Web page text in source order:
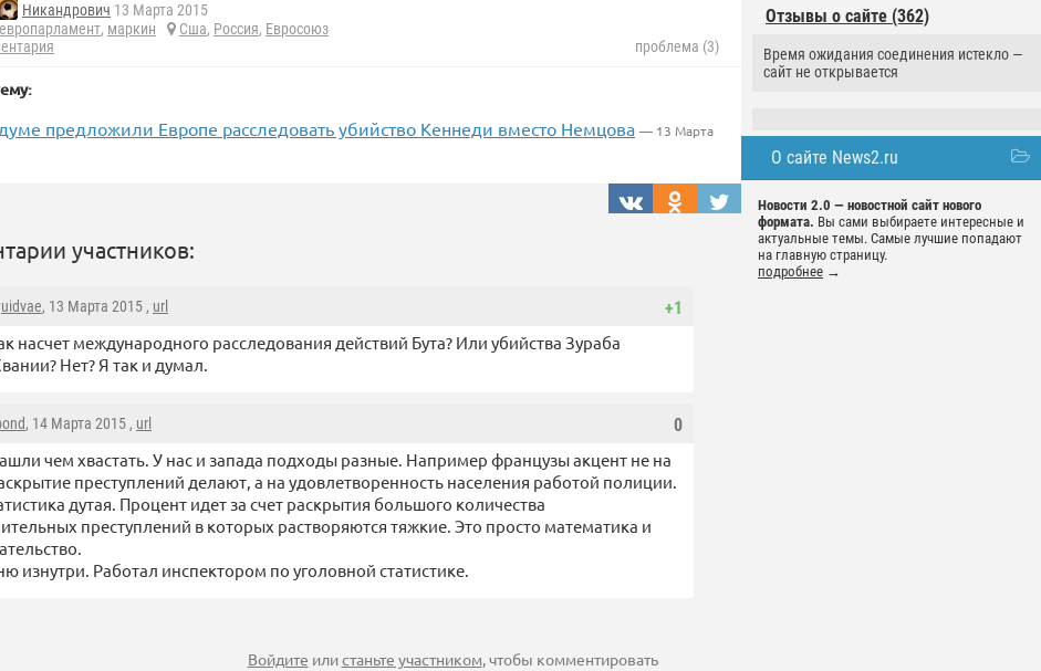
Отзывы о сайте (362)
Время ожидания соединения истекло —
сайт не открывается
О сайте News2.ru
Новости 2.0 — новостной сайт нового
формата. Вы сами выбираете интересные и
актуальные темы. Самые лучшие попадают
на главную страницу.
подробнее →
Никандрович 13 Марта 2015
европарламент, маркин Сша, Россия, Евросоюз
проблема (3)
предложили Европе расследовать убийство Кеннеди вместо Немцова — 13 Марта
участников:
+1
, 13 Марта 2015 , url
насчет международного расследования действий Бута? Или убийства Зураба
Нет? Я так и думал.
0
, 14 Марта 2015 , url
чем хвастать. У нас и запада подходы разные. Например французы акцент не на
преступлений делают, а на удовлетворенность населения работой полиции.
дутая. Процент идет за счет раскрытия большого количества
преступлений в которых растворяются тяжкие. Это просто математика и
изнутри. Работал инспектором по уголовной статистике.
Войдите илистаньте участником, чтобы комментировать